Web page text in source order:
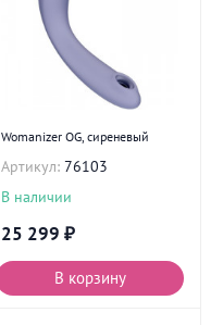
Womanizer OG, сиреневый
Артикул: 76103
В наличии
25 299 ₽
В корзину